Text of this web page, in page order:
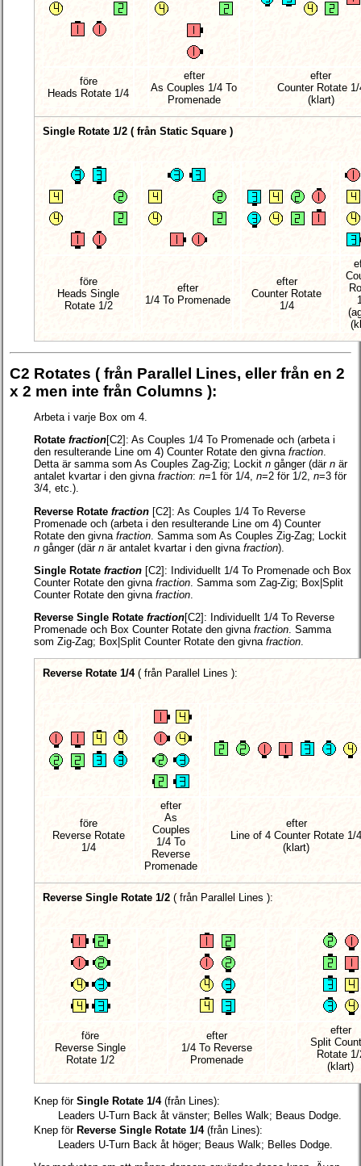
före
Heads Rotate 1/4
efter
As Couples 1/4 To
Promenade
efter
Counter Rotate 1/
(klart)
Single Rotate 1/2 ( från Static Square )
före
Heads Single
Rotate 1/2
efter
1/4 To Promenade
efter
Counter Rotate
1/4
C2 Rotates ( från Parallel Lines, eller från en 2
x 2 men inte från Columns ):
Arbeta i varje Box om 4.
Rotate fraction[C2]: As Couples 1/4 To Promenade och (arbeta i
den resulterande Line om 4) Counter Rotate den givna fraction.
Detta är samma som As Couples Zag-Zig; Lockit n gånger (där n är
antalet kvartar i den givna fraction: n=1 för 1/4, n=2 för 1/2, n=3 för
3/4, etc.).
Reverse Rotate fraction [C2]: As Couples 1/4 To Reverse
Promenade och (arbeta i den resulterande Line om 4) Counter
Rotate den givna fraction . Samma som As Couples Zig-Zag; Lockit
n gånger (där n är antalet kvartar i den givna fraction).
Single Rotate fraction [C2]: Individuellt 1/4 To Promenade och Box
Counter Rotate den givna fraction . Samma som Zag-Zig; Box|Split
Counter Rotate den givna fraction
Reverse Single Rotate fraction[C2]: Individuellt 1/4 To Reverse
Promenade och Box Counter Rotate den givna fraction. Samma
som Zig-Zag; Box|Split Counter Rotate den givna fraction.
Reverse Rotate 1/4( från Parallel Lines ):
före
Reverse Rotate
1/4
efter
As
Couples
1/4 To
Reverse
Promenade
efter
Line of 4 Counter Rotate 1/4
(klart)
Reverse Single Rotate 1/2 ( från Parallel Lines ):
före
Reverse Single
Rotate 1/2
efter
1/4 To Reverse
Promenade
efter
Split
Rotate 1/
(klart)
Knep för Single Rotate 1/4(från Lines):
Leaders U-Turn Back åt vänster; Belles Walk; Beaus Dodge.
Knep för Reverse Single Rotate 1/4(från Lines):
Leaders U-Turn Back åt höger; Beaus Walk; Belles Dodge.